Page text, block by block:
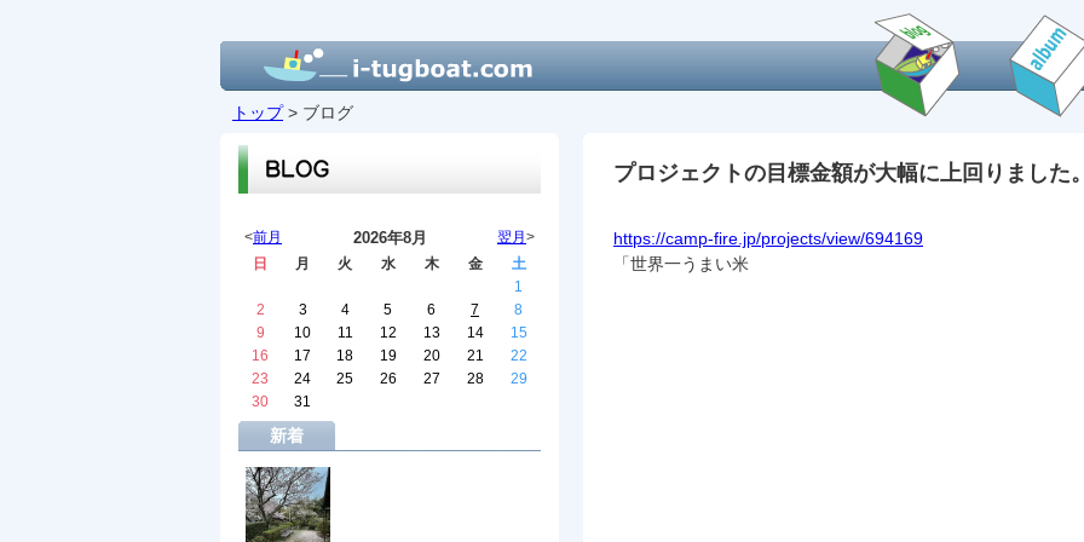
トップ> ブログ
翌月 >
<前月 2026年8月
日 月 火 水 木 金
土
1
2
3 4 5 6 7
8
9
10 11 12 13 14
15
16
17 18 19 20 21
22
23
24 25 26 27 28
29
30
31
新着
プロジェクトの目標金額が大幅に上回りました
https://camp-fire.jp/projects/view/694169
「世界一うまい米